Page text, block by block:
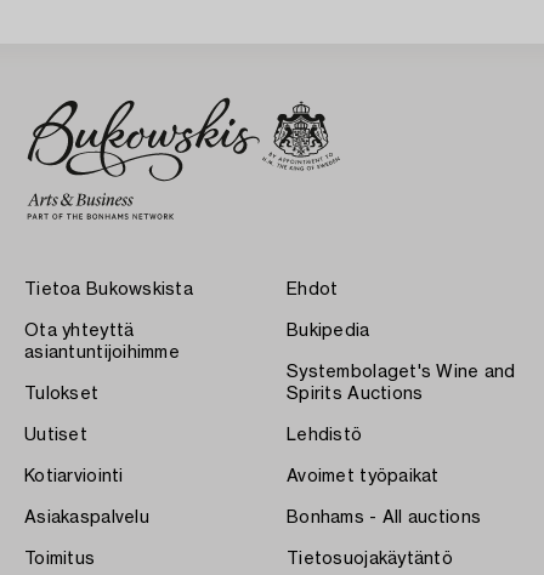
Tietoa Bukowskista
Ota yhteyttä
asiantuntijoihimme
Tulokset
Uutiset
Kotiarviointi
Asiakaspalvelu
Toimitus
Ehdot
Bukipedia
Systembolaget's Wine and
Spirits Auctions
Lehdistö
Avoimet työpaikat
Bonhams - All auctions
Tietosuojakäytäntö